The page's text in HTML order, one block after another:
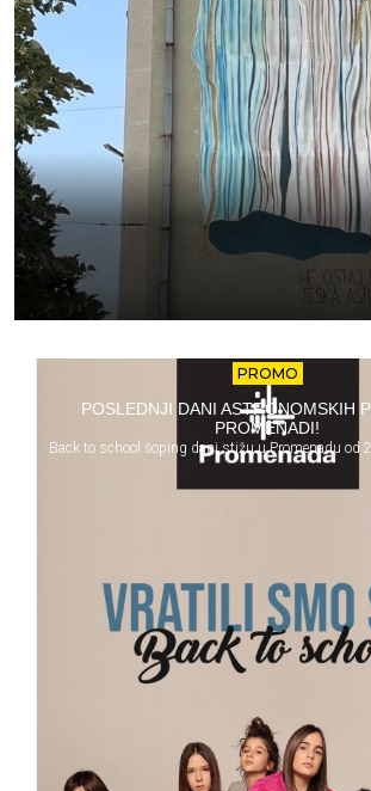
PROMO
POSLEDNJI DANI ASTRONOMSKIH
PROMENADI!
Back to school šoping dani stižu u Promenadu od